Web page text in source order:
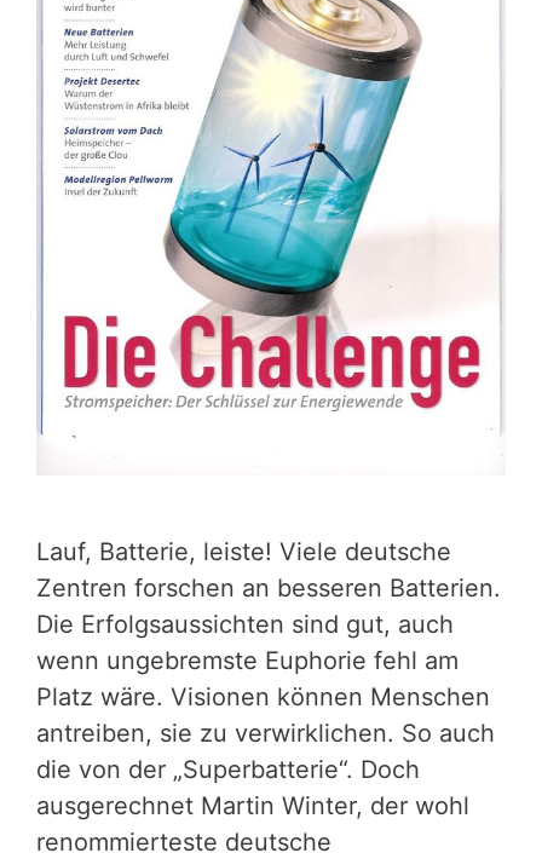
Lauf, Batterie, leiste! Viele deutsche
Zentren forschen an besseren Batterien.
Die Erfolgsaussichten sind gut, auch
wenn ungebremste Euphorie fehl am
Platz wäre. Visionen können Menschen
antreiben, sie zu verwirklichen. So auch
die von der „Superbatterie“. Doch
ausgerechnet Martin Winter, der wohl
renommierteste deutsche